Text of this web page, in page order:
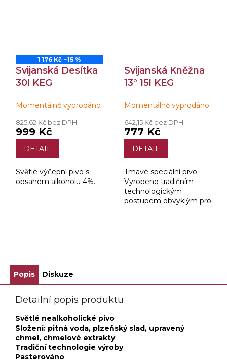
1 176 Kč –15 %
Svijanská Desítka
30l KEG
Momentálně vyprodáno
825,62 Kč bez DPH
999 Kč
DETAIL
Světlé výčepní pivo s
obsahem alkoholu 4%.
Svijanská Kněžna
13° 15l KEG
Momentálně vyprodáno
642,15 Kč bez DPH
777 Kč
DETAIL
Tmavé speciální pivo.
Vyrobeno tradičním
technologickým
postupem obvyklým pro
Popis Diskuze
Detailní popis produktu
Světlé nealkoholické pivo
Složení: pitná voda, plzeňský slad, upravený
chmel, chmelové extrakty
Tradiční technologie výroby
Pasterováno